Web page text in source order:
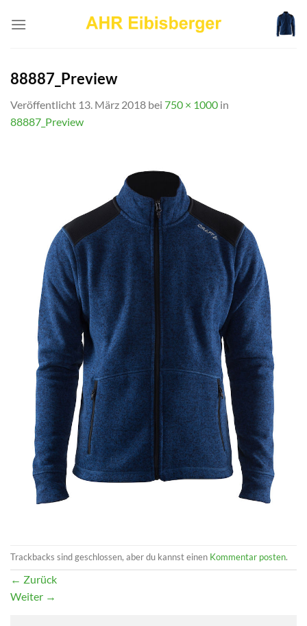
Inhalt
88887_Preview
Veröffentlicht 13. März 2018 bei 750 × 1000 in
88887_Preview
Trackbacks sind geschlossen, aber du kannst einen Kommentar posten.
← Zurück
Weiter →